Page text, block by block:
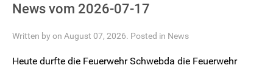
News vom 2026-07-17
Written by on August 07, 2026. Posted in News
Heute durfte die Feuerwehr Schwebda die Feuerwehr